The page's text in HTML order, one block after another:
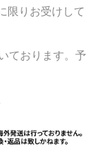
限りお受けして
ております。予